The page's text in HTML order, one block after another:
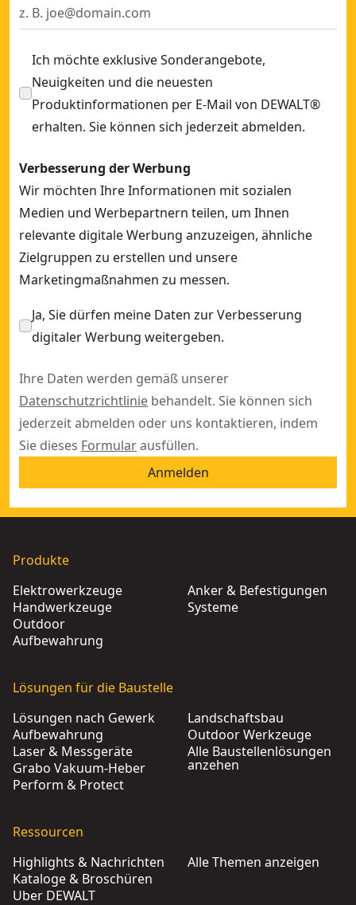
Ich möchte exklusive Sonderangebote,
Neuigkeiten und die neuesten
Produktinformationen per E-Mail von DEWALT®
erhalten. Sie können sich jederzeit abmelden.
Verbesserung der Werbung
Wir möchten Ihre Informationen mit sozialen
Medien und Werbepartnern teilen, um Ihnen
relevante digitale Werbung anzuzeigen, ähnliche
Zielgruppen zu erstellen und unsere
Marketingmaßnahmen zu messen.
Ja, Sie dürfen meine Daten zur Verbesserung
digitaler Werbung weitergeben.
Ihre Daten werden gemäß unserer
Datenschutzrichtlinie behandelt. Sie können sich
jederzeit abmelden oder uns kontaktieren, indem
Sie dieses Formularausfüllen.
Anmelden
Produkte
Elektrowerkzeuge
Handwerkzeuge
Outdoor
Aufbewahrung
Anker & Befestigungen
Systeme
Lösungen für die Baustelle
Lösungen nach Gewerk
Aufbewahrung
Laser & Messgeräte
Grabo Vakuum-Heber
Perform & Protect
Landschaftsbau
Outdoor Werkzeuge
Alle Baustellenlösungen
anzehen
Ressourcen
Highlights & Nachrichten
Kataloge & Broschüren
Über DEWALT
Alle Themen anzeigen